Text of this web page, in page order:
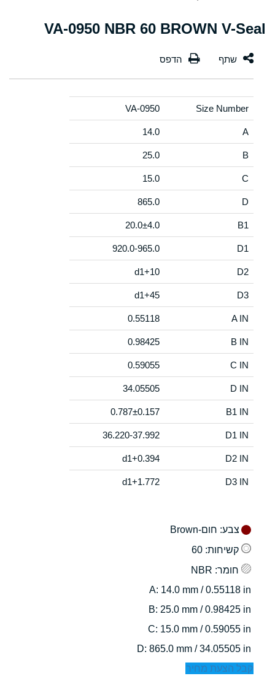
VA-0950 NBR 60 BROWN V-Seal
Size Number
VA-0950
A
14.0
B
25.0
C
15.0
D
865.0
B1
20.0±4.0
D1
920.0-965.0
D2
d1+10
D3
d1+45
A IN
0.55118
B IN
0.98425
C IN
0.59055
D IN
34.05505
B1 IN
0.787±0.157
D1 IN
36.220-37.992
D2 IN
d1+0.394
D3 IN
d1+1.772
צבע: חום-Brown
קשיחות: 60
חומר: NBR
: 14.0 mm / 0.55118 in
: 25.0 mm / 0.98425 in
: 15.0 mm / 0.59055 in
: 865.0 mm / 34.05505 in
קבל הצעת מחיר